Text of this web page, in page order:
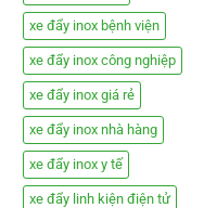
xe đẩy inox bệnh viện
xe đẩy inox công nghiệp
xe đẩy inox giá rẻ
xe đẩy inox nhà hàng
xe đẩy inox y tế
xe đẩy linh kiện điện tử